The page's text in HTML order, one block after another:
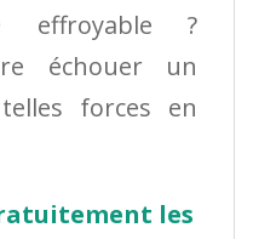
effroyable ?
échouer un
forces en
les